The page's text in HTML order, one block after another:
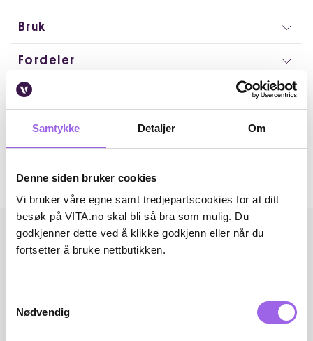
Samtykke Detaljer Om
Denne siden bruker cookies
Vi bruker våre egne samt tredjepartscookies for at ditt
besøk på VITA.no skal bli så bra som mulig. Du
godkjenner dette ved å klikke godkjenn eller når du
fortsetter å bruke nettbutikken.
Nødvendig
Bruk
Fordeler
Ingredienser
Artikkelnummer: 374751